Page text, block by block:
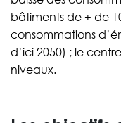
bâtiments de + de
consommations
d’ici 2050) ; le
niveaux.